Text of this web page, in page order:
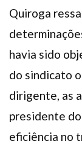
Quiroga
havia sido
do sindicato
dirigente, as
presidente do
eficiência no